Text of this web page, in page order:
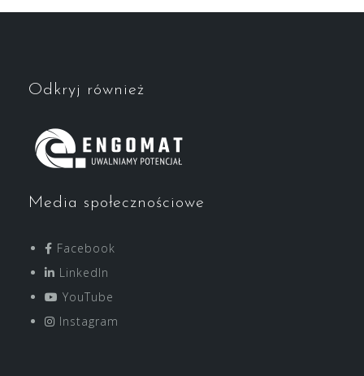
Odkryj również
Media społecznościowe
Facebook
LinkedIn
YouTube
Instagram